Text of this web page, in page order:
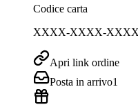
Codice carta
XXXX-XXXX-XXXX
Apri link ordine
Posta in arrivo1